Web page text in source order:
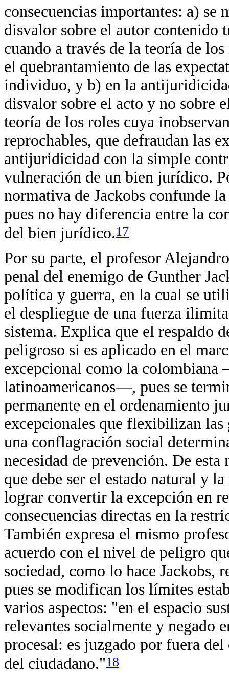
consecuencias importantes: a)
disvalor sobre el autor contenido
cuando a través de la teoría de
el quebrantamiento de las
individuo, y b) en la
disvalor sobre el acto y no sobre
teoría de los roles cuya
reprochables, que defraudan las
antijuridicidad con la simple
vulneración de un bien jurídico.
normativa de Jackobs confunde
pues no hay diferencia entre la
del bien jurídico.17
Por su parte, el profesor
penal del enemigo de Gunther
política y guerra, en la cual se
el despliegue de una fuerza
sistema. Explica que el respaldo
peligroso si es aplicado en el
excepcional como la
latinoamericanos—, pues se
permanente en el ordenamiento
excepcionales que flexibilizan
una conflagración social
necesidad de prevención. De
que debe ser el estado natural y
lograr convertir la excepción en
consecuencias directas en la
También expresa el mismo
acuerdo con el nivel de peligro
sociedad, como lo hace Jackobs,
pues se modifican los límites
varios aspectos: "en el espacio
relevantes socialmente y negado
procesal: es juzgado por fuera
del ciudadano."18